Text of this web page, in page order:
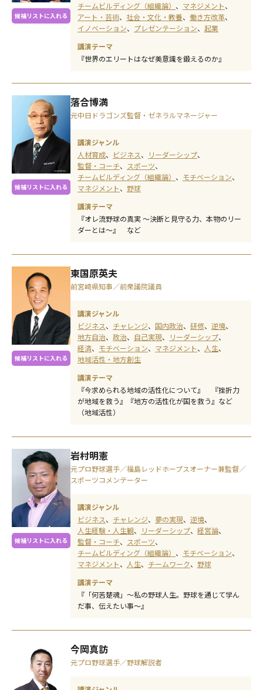
候補リストに入れる
チームビルディング（組織論）
マネジメント
アート・芸術
社会・文化・教養
働き方改革
イノベーション
プレゼンテーション
起業
講演テーマ
『世界のエリートはなぜ美意識を鍛えるのか』
候補リストに入れる
落合博満
元中日ドラゴンズ監督・ゼネラルマネージャー
講演ジャンル
人材育成
ビジネス
リーダーシップ
監督・コーチ
スポーツ
チームビルディング（組織論）
モチベーション
マネジメント
野球
講演テーマ
『オレ流野球の真実 ～決断と見守る力、本物のリー
ダーとは～』 など
候補リストに入れる
東国原英夫
前宮崎県知事／前衆議院議員
講演ジャンル
ビジネス
チャレンジ 国内政治 研修
逆境
地方自治
政治 自己実現
リーダーシップ
経済
モチベーション マネジメント
人生
地域活性・地方創生
講演テーマ
『今求められる地域の活性化について』 『挫折力
が地域を救う』『地方の活性化が国を救う』など
（地域活性）
候補リストに入れる
岩村明憲
元プロ野球選手／福島レッドホープスオーナー兼監督／
スポーツコメンテーター
講演ジャンル
ビジネス
チャレンジ 夢の実現
逆境
人生経験・人生観
リーダーシップ
経営論
監督・コーチ
スポーツ
チームビルディング（組織論）
モチベーション
マネジメント
人生 チームワーク
野球
講演テーマ
『「何苦楚魂」〜私の野球人生。野球を通じて学ん
だ事、伝えたい事〜』
今岡真訪
元プロ野球選手／野球解説者